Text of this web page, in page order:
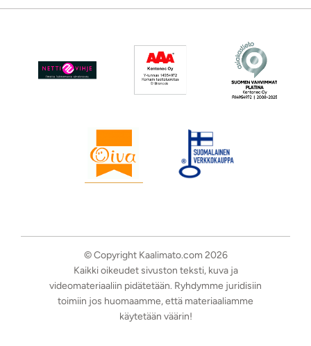
© Copyright Kaalimato.com 2026
Kaikki oikeudet sivuston teksti, kuva ja
videomateriaaliin pidätetään. Ryhdymme juridisiin
toimiin jos huomaamme, että materiaaliamme
käytetään väärin!